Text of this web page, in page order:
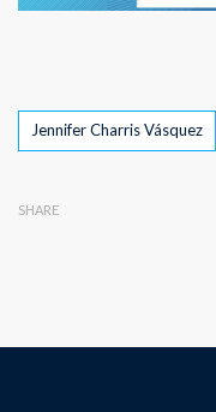
Tags
Jennifer Charris Vásquez
SHARE